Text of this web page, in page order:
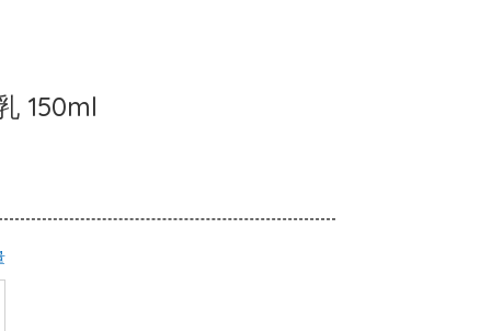
150ml